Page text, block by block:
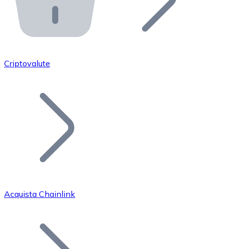
API Bitnovo
Integra la nostra API nel tuo ecosistema.
Unisciti alla nostra rete di rivenditori e
Aggiungi il token del tuo progetto al nostro servizio di
Bitcoin
Criptovalute
Acquista Chainlink